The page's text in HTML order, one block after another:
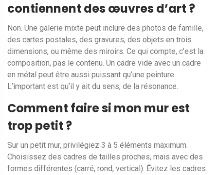
contiennent des œuvres d’art ?
Non. Une galerie mixte peut inclure des photos de famille,
des cartes postales, des gravures, des objets en trois
dimensions, ou même des miroirs. Ce qui compte, c’est la
composition, pas le contenu. Un cadre vide avec un cadre
en métal peut être aussi puissant qu’une peinture.
L’important est qu’il y ait du sens, de la résonance.
Comment faire si mon mur est
trop petit ?
Sur un petit mur, privilégiez 3 à 5 éléments maximum.
Choisissez des cadres de tailles proches, mais avec des
formes différentes (carré, rond, vertical). Évitez les cadres